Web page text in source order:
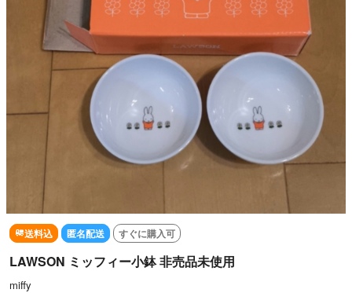
送料込 匿名配送 すぐに購入可
LAWSON ミッフィー小鉢 非売品未使用
miffy